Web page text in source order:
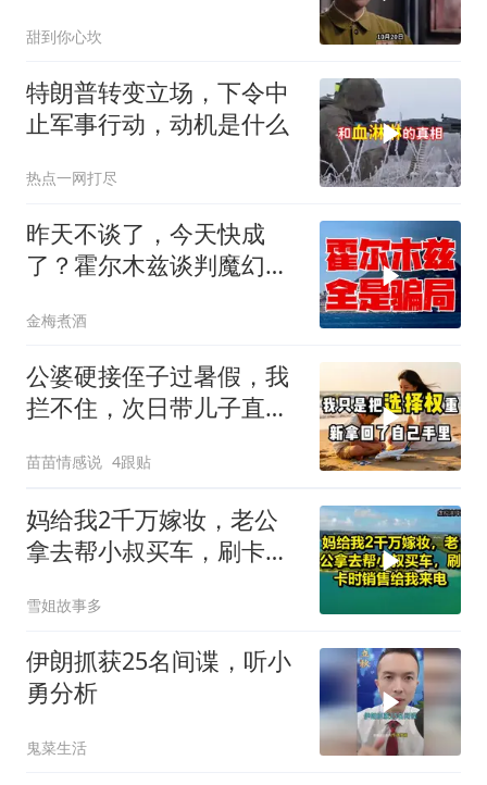
甜到你心坎
特朗普转变立场，下令中
止军事行动，动机是什么
热点一网打尽
昨天不谈了，今天快成
了？霍尔木兹谈判魔幻反
金梅煮酒
公婆硬接侄子过暑假，我
拦不住，次日带儿子直飞
苗苗情感说 4跟贴
妈给我2千万嫁妆，老公
拿去帮小叔买车，刷卡时
雪姐故事多
伊朗抓获25名间谍，听小
勇分析
鬼菜生活